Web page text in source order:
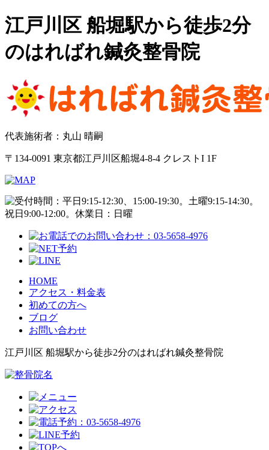
江戸川区 船堀駅から徒歩2分
のはればれ鍼灸整骨院
代表施術者：丸山 晴嗣
〒134-0091 東京都江戸川区船堀4-8-4 クレストI 1F
HOME
アクセス・料金表
初めての方へ
ブログ
お問い合わせ
江戸川区 船堀駅から徒歩2分のはればれ鍼灸整骨院